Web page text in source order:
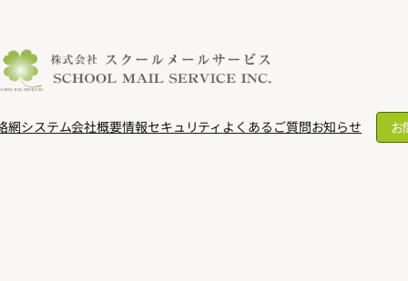
網システム会社概要情報セキュリティ よくあるご質問お知らせ お